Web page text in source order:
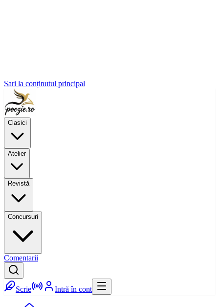
Sari la conținutul principal
Clasici
Atelier
Revistă
Concursuri
Comentarii
Scrie Intră în cont